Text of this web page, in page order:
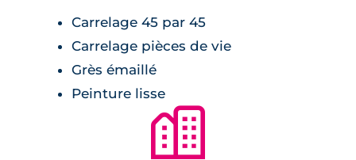
Carrelage 45 par 45
Carrelage pièces de vie
Grès émaillé
Peinture lisse
🏙